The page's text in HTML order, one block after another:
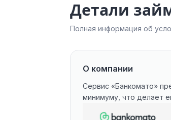
Детали
Полная информация об
О компании
Сервис «Банкомато»
минимуму, что делает